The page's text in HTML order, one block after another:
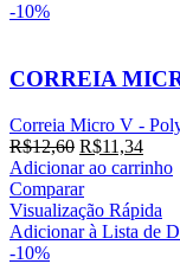
-10%
CORREIA
Correia Micro V -
R$12,60 O
preço
original
era:
R$12,60.
R$11,34O
preço
é:
Adicionar ao carrinho
Comparar
Visualização Rápida
Adicionar à Lista de
-10%